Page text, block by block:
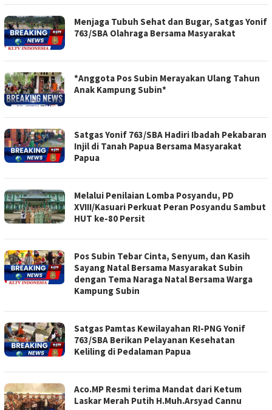
Menjaga Tubuh Sehat dan Bugar, Satgas Yonif
763/SBA Olahraga Bersama Masyarakat
*Anggota Pos Subin Merayakan Ulang Tahun
Anak Kampung Subin*
Satgas Yonif 763/SBA Hadiri Ibadah Pekabaran
Injil di Tanah Papua Bersama Masyarakat
Papua
Melalui Penilaian Lomba Posyandu, PD
XVIII/Kasuari Perkuat Peran Posyandu Sambut
HUT ke-80 Persit
Pos Subin Tebar Cinta, Senyum, dan Kasih
Sayang Natal Bersama Masyarakat Subin
dengan Tema Naraga Natal Bersama Warga
Kampung Subin
Satgas Pamtas Kewilayahan RI-PNG Yonif
763/SBA Berikan Pelayanan Kesehatan
Keliling di Pedalaman Papua
Aco.MP Resmi terima Mandat dari Ketum
Laskar Merah Putih H.Muh.Arsyad Cannu